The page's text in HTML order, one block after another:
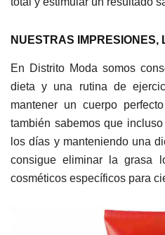
NUESTRAS IMPRESIONES,
En Distrito Moda somos
dieta y una rutina de
mantener un cuerpo
también sabemos que
los días y manteniendo una
consigue eliminar la grasa
cosméticos específicos para